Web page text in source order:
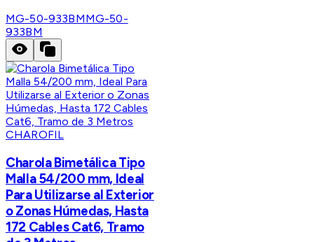
MG-50-933BMMG-50-
933BM
CHAROFIL
Charola Bimetálica Tipo
Malla 54/200 mm, Ideal
Para Utilizarse al Exterior
o Zonas Húmedas, Hasta
172 Cables Cat6, Tramo